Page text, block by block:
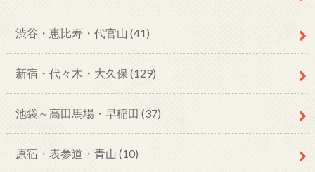
渋谷・恵比寿・代官山 (41)
新宿・代々木・大久保 (129)
池袋～高田馬場・早稲田 (37)
原宿・表参道・青山 (10)